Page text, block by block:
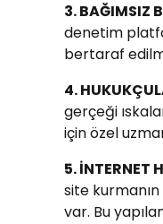
3. BAĞIMSIZ
denetim
bertaraf
4.
gerçeği
için özel
5. İNTERNET
site
var. Bu